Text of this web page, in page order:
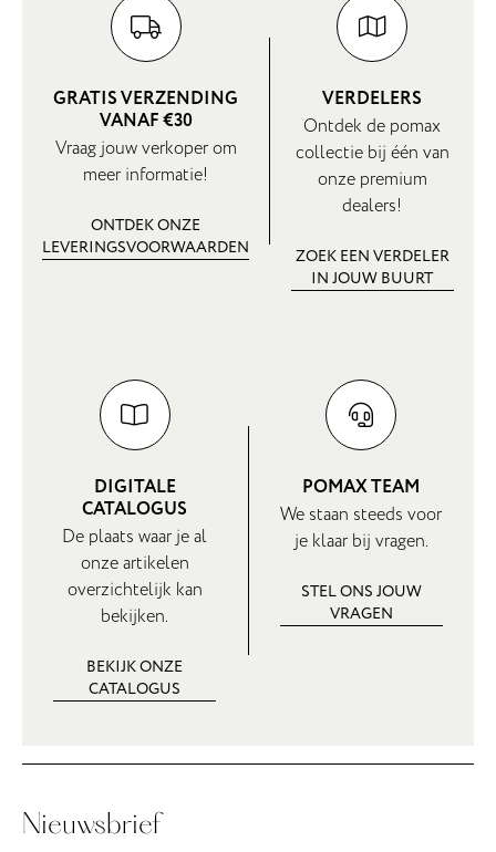
GRATIS VERZENDING
VANAF €30
Vraag jouw verkoper om
meer informatie!
ONTDEK ONZE
LEVERINGSVOORWAARDEN
VERDELERS
Ontdek de pomax
collectie bij één van
onze premium
dealers!
ZOEK EEN VERDELER
IN JOUW BUURT
DIGITALE
CATALOGUS
De plaats waar je al
onze artikelen
overzichtelijk kan
bekijken.
BEKIJK ONZE
CATALOGUS
POMAX TEAM
We staan steeds voor
je klaar bij vragen.
STEL ONS JOUW
VRAGEN
Nieuwsbrief